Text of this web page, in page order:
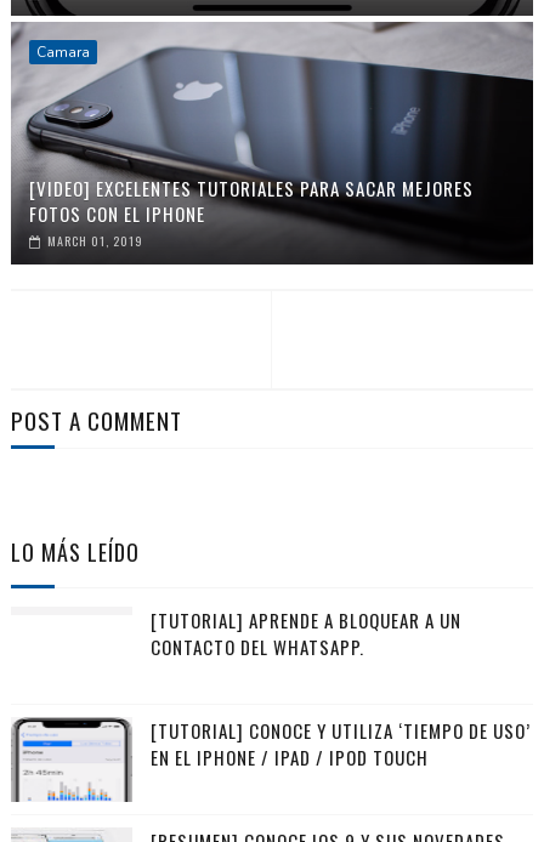
Camara
[VIDEO] EXCELENTES TUTORIALES PARA SACAR MEJORES
FOTOS CON EL IPHONE
MARCH 01, 2019
POST A COMMENT
LO MÁS LEÍDO
[TUTORIAL] APRENDE A BLOQUEAR A UN
CONTACTO DEL WHATSAPP.
[TUTORIAL] CONOCE Y UTILIZA ‘TIEMPO DE USO’
EN EL IPHONE / IPAD / IPOD TOUCH